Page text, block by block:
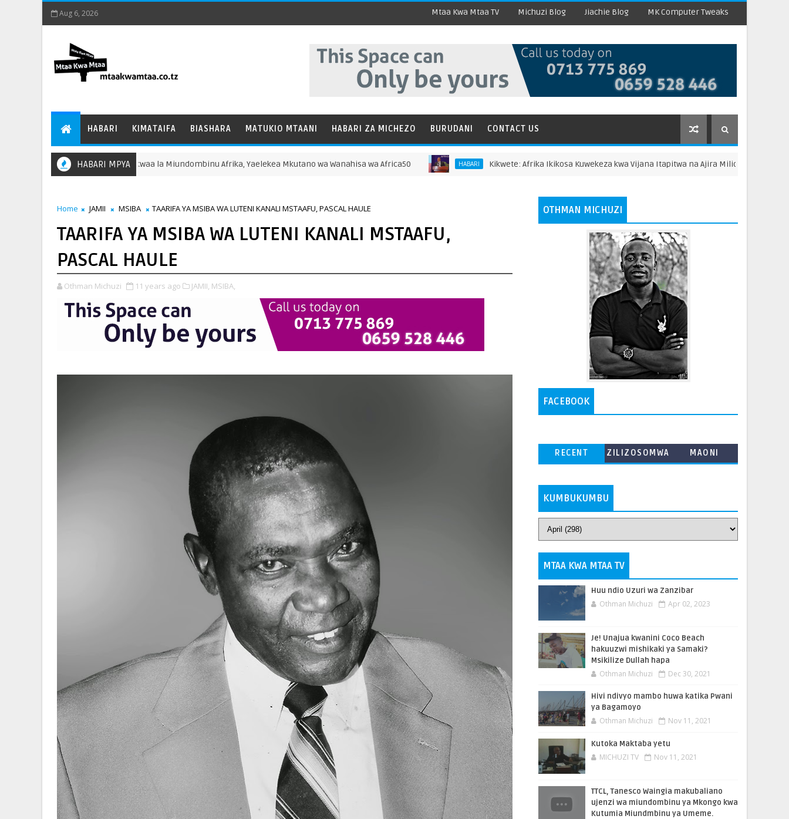
Aug 6, 2026 Mtaa Kwa Mtaa TV Michuzi Blog Jiachie Blog MK Computer Tweaks
HABARI KIMATAIFA BIASHARA MATUKIO MTAANI HABARI ZA MICHEZO BURUDANI CONTACT US
HABARI MPYA
Kwa Mafanikio Jukwaa la Miundombinu Afrika, Yaelekea Mkutano wa Wanahisa wa Africa50 HABARI Kikwete: Afrika Ikikosa Kuwekeza kwa Vijana Itapitwa na Ajira Milioni 250 za Kidijitali
Home JAMII MSIBA TAARIFA YA MSIBA WA LUTENI KANALI MSTAAFU, PASCAL HAULE
TAARIFA YA MSIBA WA LUTENI KANALI MSTAAFU,
PASCAL HAULE
Othman Michuzi 11 years ago JAMII, MSIBA,
OTHMAN MICHUZI
FACEBOOK
RECENT
ZILIZOSOMWA
MAONI
KUMBUKUMBU
MTAA KWA MTAA TV
Huu ndio Uzuri wa Zanzibar
Othman Michuzi Apr 02, 2023
Je! Unajua kwanini Coco Beach
hakuuzwi mishikaki ya Samaki?
Msikilize Dullah hapa
Othman Michuzi Dec 30, 2021
Hivi ndivyo mambo huwa katika Pwani
ya Bagamoyo
Othman Michuzi Nov 11, 2021
Kutoka Maktaba yetu
MICHUZI TV Nov 11, 2021
TTCL, Tanesco Waingia makubaliano
ujenzi wa miundombinu ya Mkongo kwa
Kutumia Miundmbinu ya Umeme.